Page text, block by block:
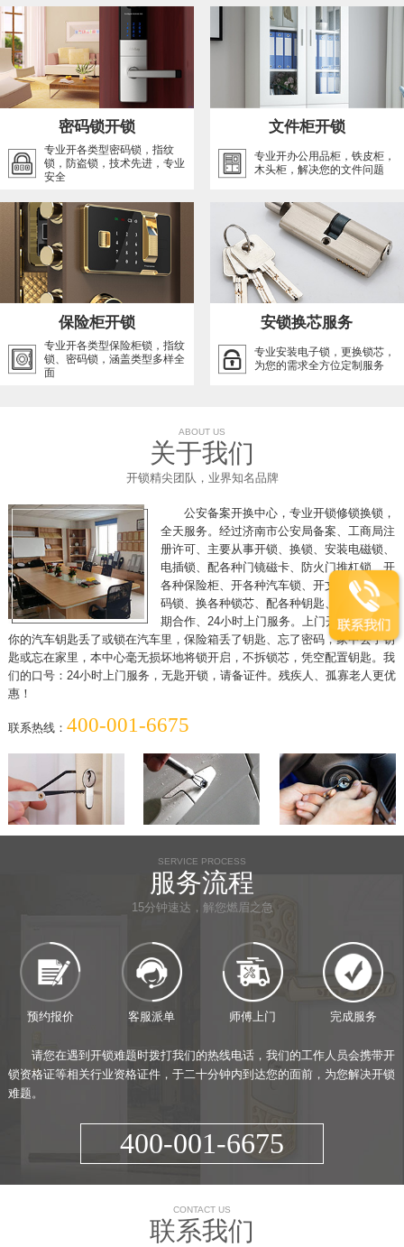
密码锁开锁
专业开各类型密码锁，指纹
锁，防盗锁，技术先进，专业
安全
文件柜开锁
专业开办公用品柜，铁皮柜，
木头柜，解决您的文件问题
保险柜开锁
专业开各类型保险柜锁，指纹
锁、密码锁，涵盖类型多样全
面
安锁换芯服务
专业安装电子锁，更换锁芯，
为您的需求全方位定制服务
ABOUT US
关于我们
开锁精尖团队，业界知名品牌
公安备案开换中心，专业开锁修锁换锁，
全天服务。经过济南市公安局备案、工商局注
册许可、主要从事开锁、换锁、安装电磁锁、
电插锁、配各种门镜磁卡、防火门推杠锁、开
各种保险柜、开各种汽车锁、开文件柜、开密
码锁、换各种锁芯、配各种钥匙、各单位可长
期合作、24小时上门服务。上门开锁，假如
你的汽车钥匙丢了或锁在汽车里，保险箱丢了钥匙、忘了密码，家中丢了钥
匙或忘在家里，本中心毫无损坏地将锁开启，不拆锁芯，凭空配置钥匙。我
们的口号：24小时上门服务，无匙开锁，请备证件。残疾人、孤寡老人更优
惠！
联系热线： 400-001-6675
SERVICE PROCESS
服务流程
15分钟速达，解您燃眉之急
预约报价 客服派单 师傅上门 完成服务
请您在遇到开锁难题时拨打我们的热线电话，我们的工作人员会携带开
锁资格证等相关行业资格证件，于二十分钟内到达您的面前，为您解决开锁
难题。
400-001-6675
CONTACT US
联系我们